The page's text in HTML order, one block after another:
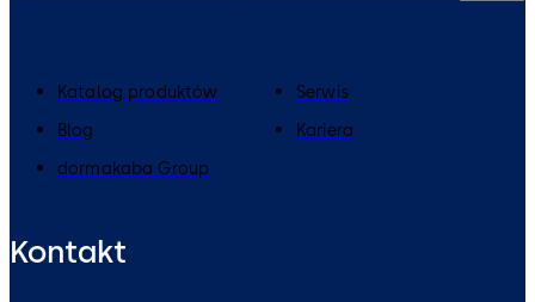
Katalog produktów
Serwis
Blog
Kariera
dormakaba Group
Kontakt